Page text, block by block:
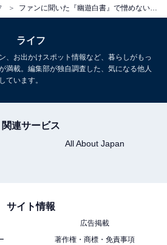
クター3選！
で「浦飯幽助」を演じてほしい俳
で「蔵馬」を演じてほしい俳優3
とファンに評されたのは？
で「幻海」を演じてほしい俳優3
ライフ
、お出かけスポット情報など、暮らしがもっ
満載。編集部が独自調査した、気になる他人
ています。
関連サービス
All About Japan
サイト情報
広告掲載
著作権・商標・免責事項